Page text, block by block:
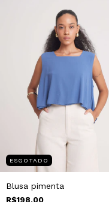
ESGOTADO
Blusa pimenta
R$198,00